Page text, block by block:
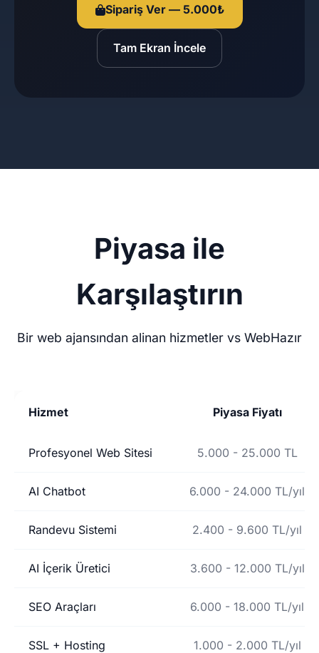
Sipariş Ver — 5.000₺
Tam Ekran İncele
Piyasa ile
Karşılaştırın
Bir web ajansından alinan hizmetler vs WebHazır
Hizmet Piyasa Fiyatı
Profesyonel Web Sitesi 5.000 - 25.000 TL
AI Chatbot 6.000 - 24.000 TL/yıl
Randevu Sistemi 2.400 - 9.600 TL/yıl
AI İçerik Üretici 3.600 - 12.000 TL/yıl
SEO Araçları 6.000 - 18.000 TL/yıl
SSL + Hosting 1.000 - 2.000 TL/yıl